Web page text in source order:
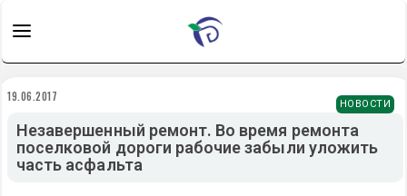
НОВОСТИ
19.06.2017
Незавершенный ремонт. Во время ремонта
поселковой дороги рабочие забыли уложить
часть асфальта